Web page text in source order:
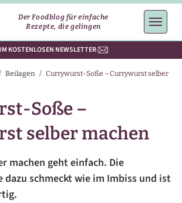
Der Foodblog für einfache
Rezepte, die gelingen
KOSTENLOSEN NEWSLETTER
Beilagen / Currywurst-Soße – Currywurst selber
Soße –
selber machen
machen geht einfach. Die
dazu schmeckt wie im Imbiss und ist